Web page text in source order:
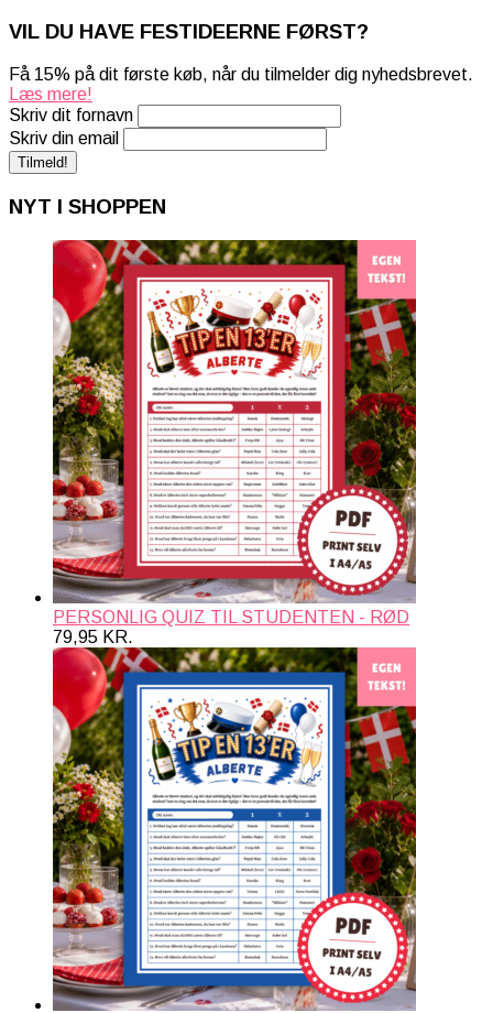
VIL DU HAVE FESTIDEERNE FØRST?
Få 15% på dit første køb, når du tilmelder dig nyhedsbrevet.
Læs mere!
Skriv dit fornavn
Skriv din email
NYT I SHOPPEN
PERSONLIG QUIZ TIL STUDENTEN - RØD
79,95 KR.